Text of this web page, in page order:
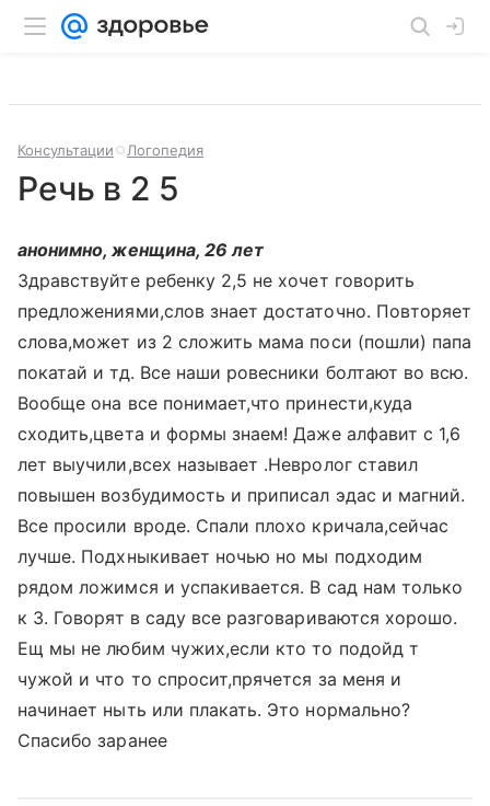
Консультации Логопедия
Речь в 2 5
анонимно, женщина, 26 лет
Здравствуйте ребенку 2,5 не хочет говорить
предложениями,слов знает достаточно. Повторяет
слова,может из 2 сложить мама поси (пошли) папа
покатай и тд. Все наши ровесники болтают во всю.
Вообще она все понимает,что принести,куда
сходить,цвета и формы знаем! Даже алфавит с 1,6
лет выучили,всех называет .Невролог ставил
повышен возбудимость и приписал эдас и магний.
Все просили вроде. Спали плохо кричала,сейчас
лучше. Подхныкивает ночью но мы подходим
рядом ложимся и успакивается. В сад нам только
к 3. Говорят в саду все разговариваются хорошо.
Ещ мы не любим чужих,если кто то подойд т
чужой и что то спросит,прячется за меня и
начинает ныть или плакать. Это нормально?
Спасибо заранее